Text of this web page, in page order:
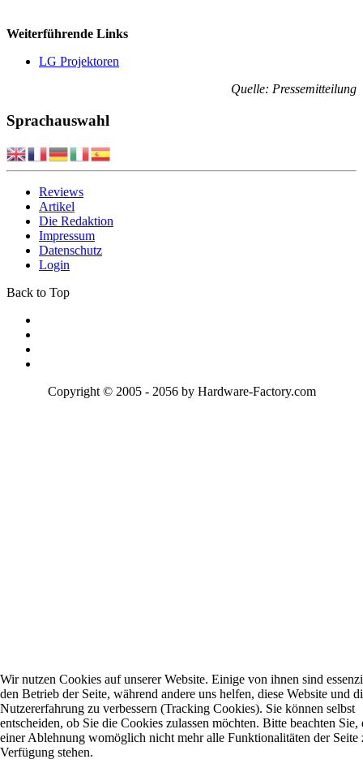
Weiterführende Links
LG Projektoren
Quelle: Pressemitteilung
Sprachauswahl
Reviews
Artikel
Die Redaktion
Impressum
Datenschutz
Login
Back to Top
Copyright © 2005 - 2056 by Hardware-Factory.com
Wir nutzen Cookies auf unserer Website. Einige von ihnen sind
den Betrieb der Seite, während andere uns helfen, diese Website und
Nutzererfahrung zu verbessern (Tracking Cookies). Sie können selbst
entscheiden, ob Sie die Cookies zulassen möchten. Bitte beachten Sie,
einer Ablehnung womöglich nicht mehr alle Funktionalitäten der Seite
Verfügung stehen.